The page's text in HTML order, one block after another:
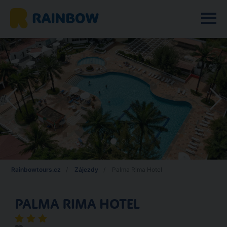
Rainbowtours.cz Zájezdy
PALMA RIMA HOTEL